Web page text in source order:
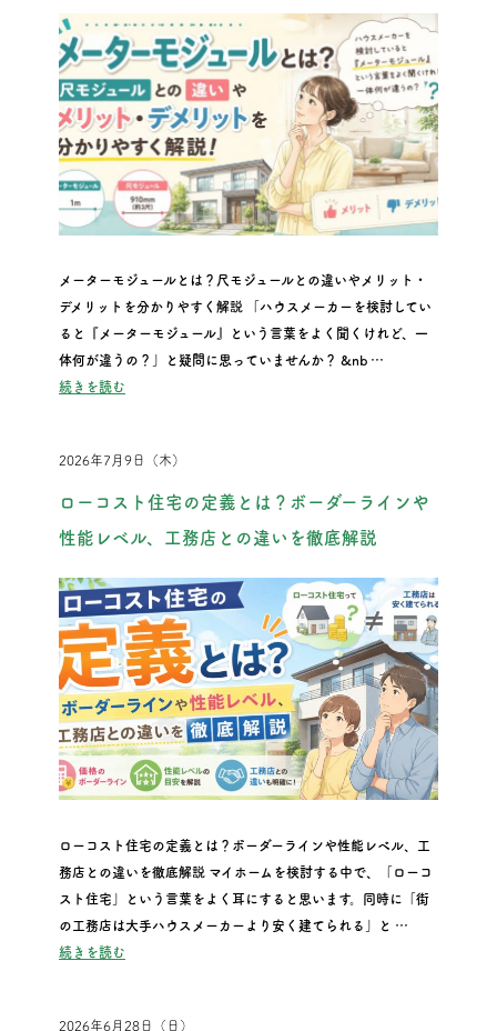
メーターモジュールとは？尺モジュールとの違いやメリット・
デメリットを分かりやすく解説 「ハウスメーカーを検討してい
ると『メーターモジュール』という言葉をよく聞くけれど、一
体何が違うの？」と疑問に思っていませんか？ &nb …
続きを読む“メーターモジュールとは？尺モジュールとの違いやメリット
2026年7月9日（木）
ローコスト住宅の定義とは？ボーダーラインや
性能レベル、工務店との違いを徹底解説
ローコスト住宅の定義とは？ボーダーラインや性能レベル、工
務店との違いを徹底解説 マイホームを検討する中で、「ローコ
スト住宅」という言葉をよく耳にすると思います。同時に「街
の工務店は大手ハウスメーカーより安く建てられる」と …
続きを読む“ローコスト住宅の定義とは？ボーダーラインや性能レベル、
2026年6月28日（日）